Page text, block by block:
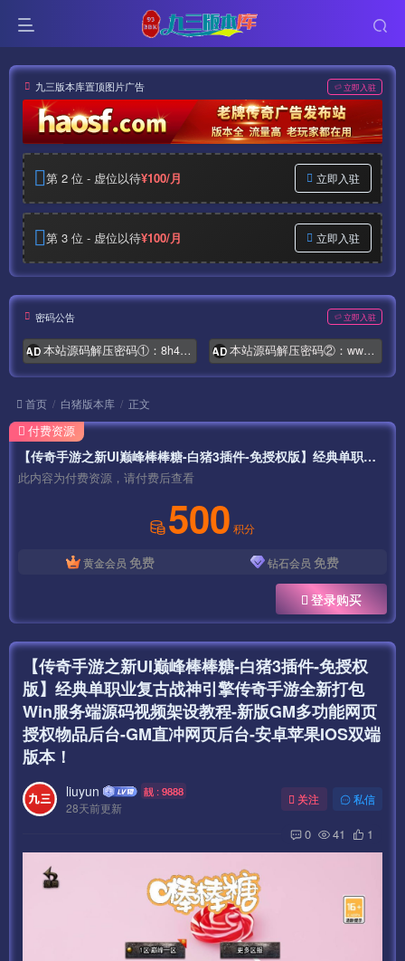
九三版本库置顶图片广告 立即入驻
第 2 位 - 虚位以待¥100/月 立即入驻
第 3 位 - 虚位以待¥100/月 立即入驻
密码公告 立即入驻
AD 本站源码解压密码①：8h4.com AD 本站源码解压密码②：www.syymw.com
首页 白猪版本库 正文
【传奇手游之新UI巅峰棒棒糖-白猪3插件-免授权版】经典单职业复古战神引擎传奇手游全新打包Win服务端源码视频架设教程-新版GM多功能网页授权物品后台-GM直冲网页后台-安卓苹果IOS双端版本！
此内容为付费资源，请付费后查看
500 积分
黄金会员 免费 钻石会员 免费
登录购买
付费资源
【传奇手游之新UI巅峰棒棒糖-白猪3插件-免授权
版】经典单职业复古战神引擎传奇手游全新打包
Win服务端源码视频架设教程-新版GM多功能网页
授权物品后台-GM直冲网页后台-安卓苹果IOS双端
版本！
liuyun 靓 : 9888
28天前更新
关注 私信
0 41 1